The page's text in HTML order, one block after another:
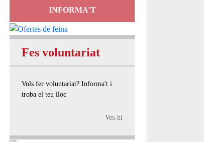
INFORMA'T
Fes voluntariat
Vols fer voluntariat? Informa't i
troba el teu lloc
Ves-hi